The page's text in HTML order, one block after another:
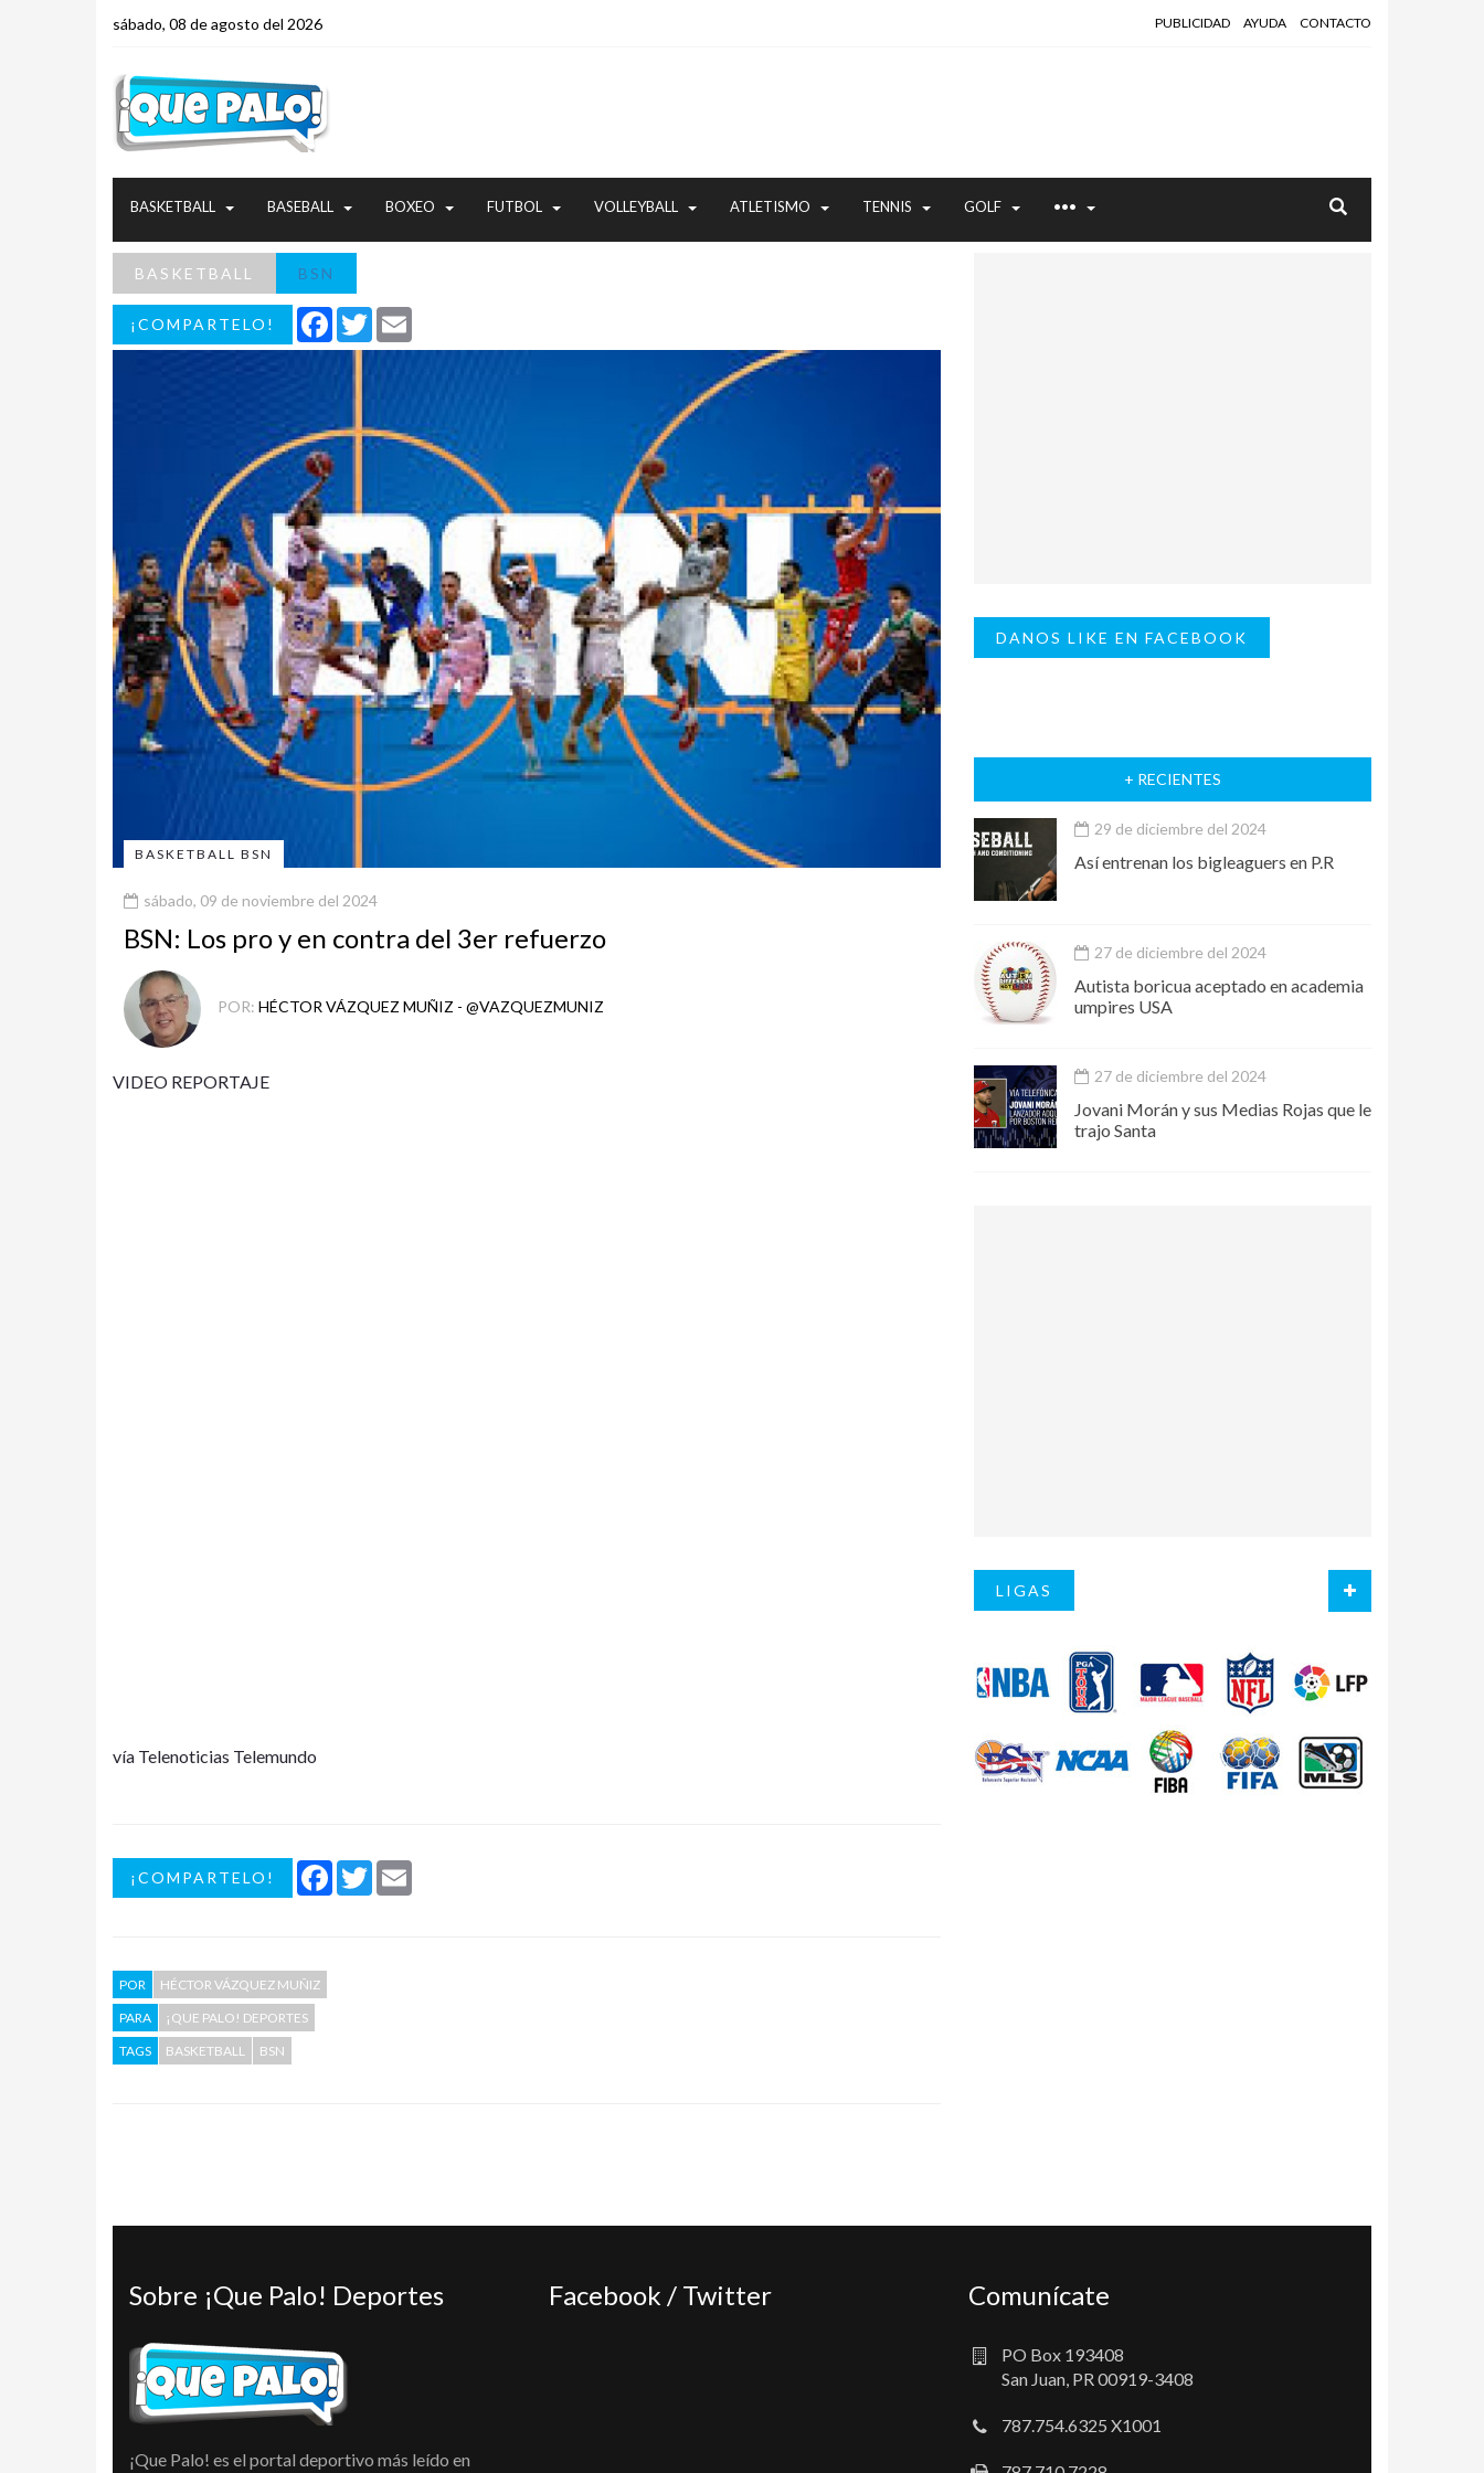
sábado, 08 de agosto del 2026 PUBLICIDAD AYUDA CONTACTO
BASKETBALL BASEBALL BOXEO FUTBOL VOLLEYBALL ATLETISMO TENNIS GOLF •••
BASKETBALL BSN
¡COMPARTELO! Facebook
Twitter
BASKETBALL BSN
sábado, 09 de noviembre del 2024
BSN: Los pro y en contra del 3er refuerzo
POR: HÉCTOR VÁZQUEZ MUÑIZ - @VAZQUEZMUNIZ
VIDEO REPORTAJE
vía Telenoticias Telemundo
¡COMPARTELO! Facebook
Twitter
POR
HÉCTOR VÁZQUEZ MUÑIZ
PARA
¡QUE PALO! DEPORTES
TAGS
BASKETBALL BSN
DANOS LIKE EN FACEBOOK
+ RECIENTES
29 de diciembre del 2024
Así entrenan los bigleaguers en P.R
27 de diciembre del 2024
Autista boricua aceptado en academia
umpires USA
27 de diciembre del 2024
Jovani Morán y sus Medias Rojas que le
trajo Santa
LIGAS
Sobre ¡Que Palo! Deportes
¡Que Palo! es el portal deportivo más leído en
Facebook / Twitter Comunícate
PO Box 193408
San Juan, PR 00919-3408
787.754.6325 X1001